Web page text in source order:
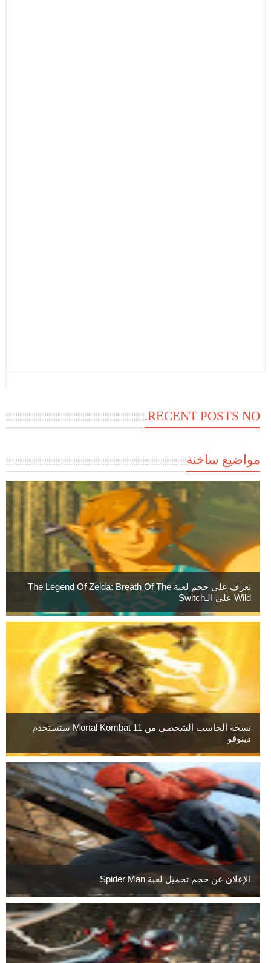
RECENT POSTS NO.
مواضيع ساخنة
تعرف علي حجم لعبة The Legend Of Zelda: Breath Of The
Wild علي الـSwitch
نسخة الحاسب الشخصي من Mortal Kombat 11 ستستخدم
دينوفو
الإعلان عن حجم تحميل لعبة Spider Man